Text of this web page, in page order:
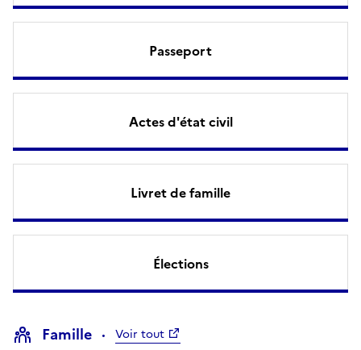
Passeport
Actes d'état civil
Livret de famille
Élections
Famille Voir tout